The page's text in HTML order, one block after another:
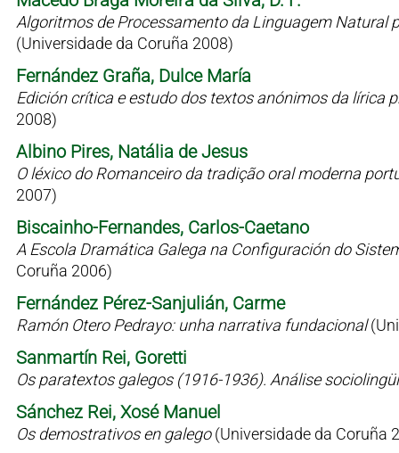
Algoritmos de Processamento da Linguagem Natural
(Universidade da Coruña 2008)
Fernández Graña, Dulce María
Edición crítica e estudo dos textos anónimos da lírica
2008)
Albino Pires, Natália de Jesus
O léxico do Romanceiro da tradição oral moderna
2007)
Biscainho-Fernandes, Carlos-Caetano
A Escola Dramática Galega na Configuración do
Coruña 2006)
Fernández Pérez-Sanjulián, Carme
Ramón Otero Pedrayo: unha narrativa fundacional
Sanmartín Rei, Goretti
Os paratextos galegos (1916-1936). Análise
Sánchez Rei, Xosé Manuel
Os demostrativos en galego(Universidade da Coruña